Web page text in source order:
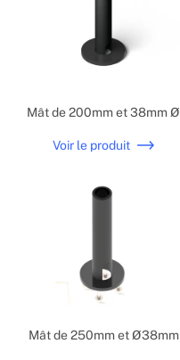
Mât de 200mm et 38mm Ø
Voir le produit
Mât de 250mm et Ø38mm